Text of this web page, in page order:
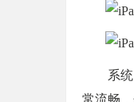
系
常流畅，